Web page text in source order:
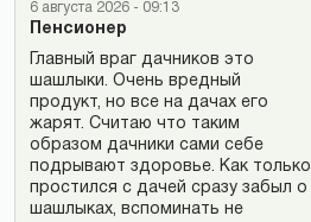
6 августа 2026 - 09:13
Пенсионер
Главный враг дачников это
шашлыки. Очень вредный
продукт, но все на дачах его
жарят. Считаю что таким
образом дачники сами себе
подрывают здоровье. Как только
простился с дачей сразу забыл о
шашлыках, вспоминать не